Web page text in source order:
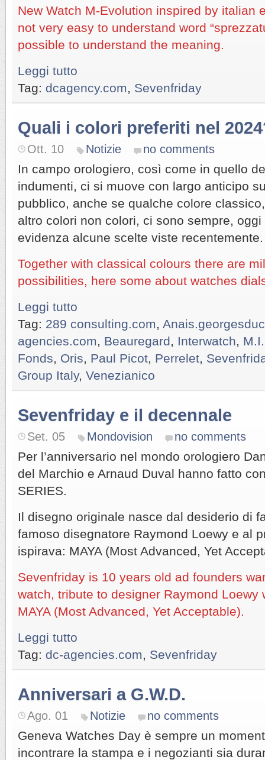
New Watch M-Evolution inspired by italian
not very easy to understand word
possible to understand the meaning.
Leggi tutto
Tag: dcagency.com Sevenfriday
Quali i colori preferiti nel
Ott. 10 Notizie no comments
In campo orologiero, così come in quello
indumenti, ci si muove con largo anticipo
pubblico, anche se qualche colore
altro colori non colori, ci sono sempre,
evidenza alcune scelte viste recentemente.
Together with classical colours there are
possibilities, here some about watches
Leggi tutto
Tag: 289 consulting.com
agencies.com
Beauregard Interwatch
Fonds
Oris Paul Picot Perrelet
Group Italy, Venezianico
Sevenfriday e il decennale
Set. 05 Mondovision no comments
Per l’anniversario nel mondo orologiero
del Marchio e Arnaud Duval hanno fatto
SERIES.
Il disegno originale nasce dal desiderio di
famoso disegnatore Raymond Loewy e al
ispirava: MAYA (Most Advanced, Yet
Sevenfriday is 10 years old ad founders
watch, tribute to designer Raymond Loewy
MAYA (Most Advanced, Yet Acceptable).
Leggi tutto
Tag: dc-agencies.com Sevenfriday
Anniversari a G.W.D.
Ago. 01 Notizie no comments
Geneva Watches Day è sempre un
incontrare la stampa e i negozianti sia